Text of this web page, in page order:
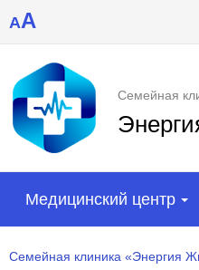
AA
Семейная
Медицинский центр
Семейная клиника «Энергия